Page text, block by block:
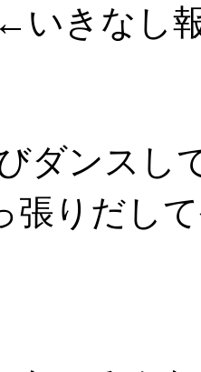
いきなし
ダンスし
張りだし